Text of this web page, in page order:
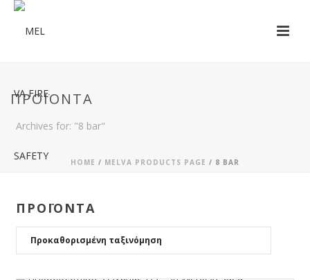
ΠΡΟΪΌΝΤΑ
Archives for: "8 bar"
HOME / MELVA PRODUCTS PAGE / 8 BAR
ΠΡΟΪΟΝΤΑ